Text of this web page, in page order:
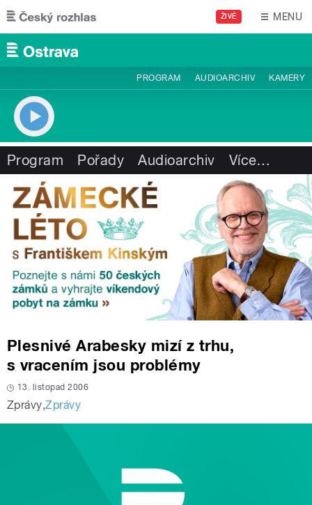
Přejít k hlavnímu obsahu
ŽIVĚ MENU
PROGRAM AUDIOARCHIV KAMERY
Program Pořady Audioarchiv Více…
Plesnivé Arabesky mizí z trhu,
s vracením jsou problémy
13. listopad 2006
Zprávy,Zprávy